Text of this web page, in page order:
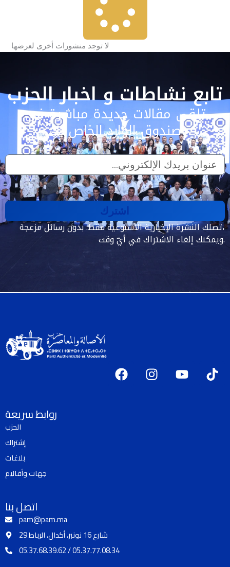
لا توجد منشورات أخرى لعرضها
تابع نشاطات و اخبار الحزب
تلقى مقالات جديدة مباشرة في
صندوق الوارد الخاص بك
اشترك
تصلك النشرة الإخبارية الأسبوعية فقط. بدون رسائل مزعجة،
ويمكنك إلغاء الاشتراك في أيّ وقت.
F
a
I
n
Y
o
T
i
روابط سريعة
الحزب
إشتراك
بلاغات
جهات وأقاليم
اتصل بنا
pam@pam.ma
29 شارع 16 نونبر، أكدال، الرباط
05.37.68.39.62 / 05.37.77.08.34